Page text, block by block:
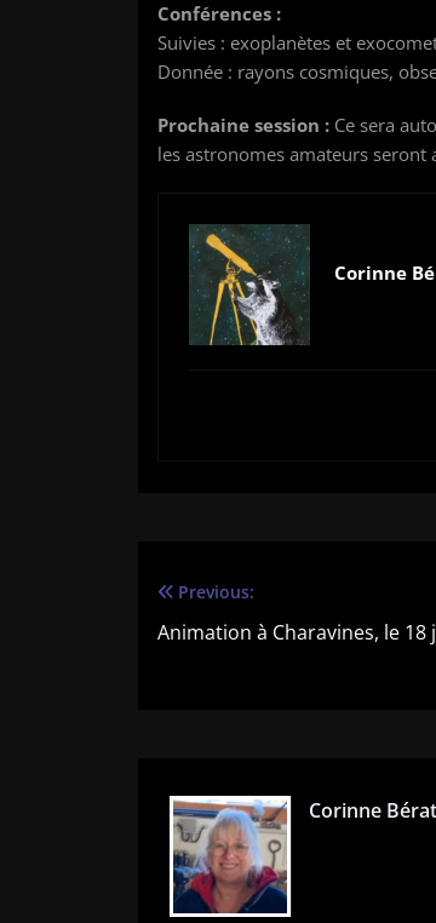
Conférences :
Suivies : exoplanètes et
Donnée : rayons cosmiques,
Prochaine session : Ce sera
les astronomes amateurs seront
Corinne
Navigation
Previous:
Animation à Charavines, le 18
Corinne Bérat